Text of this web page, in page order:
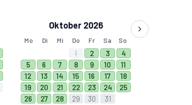
Oktober 2026
Mo Di Mi Do Fr Sa So
1 2 3
4
5
6 7 8 9 10
11
12
13 14 15 16 17
18
19
20 21 22 23 24
25
26
27 28 29 30 31